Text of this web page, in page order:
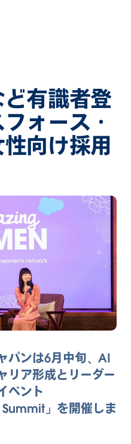
ど有識者登
ォース・
向け採用
パンは6月中旬、AI
リア形成とリーダー
ベント
」を開催しま